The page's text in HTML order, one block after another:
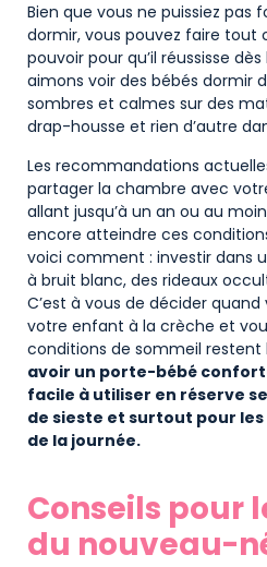
Bien que vous ne puissiez pas
dormir, vous pouvez faire tout
pouvoir pour qu’il réussisse
aimons voir des bébés dormir
sombres et calmes sur des
drap-housse et rien d’autre
Les recommandations
partager la chambre avec
allant jusqu’à un an ou au
encore atteindre ces
voici comment : investir dans
à bruit blanc, des rideaux
C’est à vous de décider
votre enfant à la crèche et
conditions de sommeil restent
avoir un porte-bébé
facile à utiliser en réserve
de sieste et surtout pour
de la journée.
Conseils pour
du nouveau-